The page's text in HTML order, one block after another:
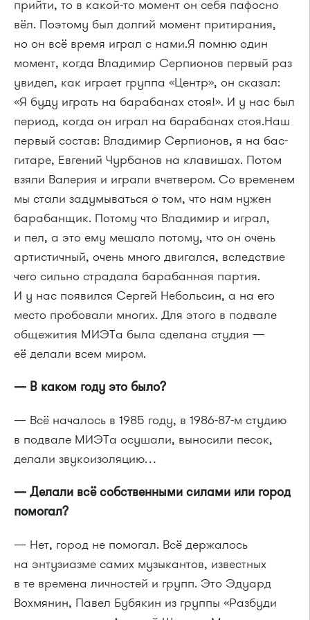
прийти, то в какой-то момент он себя пафосно
вёл. Поэтому был долгий момент притирания,
но он всё время играл с нами.Я помню один
момент, когда Владимир Серпионов первый раз
увидел, как играет группа «Центр», он сказал:
«Я буду играть на барабанах стоя!». И у нас был
период, когда он играл на барабанах стоя.Наш
первый состав: Владимир Серпионов, я на бас-
гитаре, Евгений Чурбанов на клавишах. Потом
взяли Валерия и играли вчетвером. Со временем
мы стали задумываться о том, что нам нужен
барабанщик. Потому что Владимир и играл,
и пел, а это ему мешало потому, что он очень
артистичный, очень много двигался, вследствие
чего сильно страдала барабанная партия.
И у нас появился Сергей Небольсин, а на его
место пробовали многих. Для этого в подвале
общежития МИЭТа была сделана студия —
её делали всем миром.
— В каком году это было?
— Всё началось в 1985 году, в 1986-87-м студию
в подвале МИЭТа осушали, выносили песок,
делали звукоизоляцию…
— Делали всё собственными силами или город
помогал?
— Нет, город не помогал. Всё держалось
на энтузиазме самих музыкантов, известных
в те времена личностей и групп. Это Эдуард
Вохмянин, Павел Бубякин из группы «Разбуди